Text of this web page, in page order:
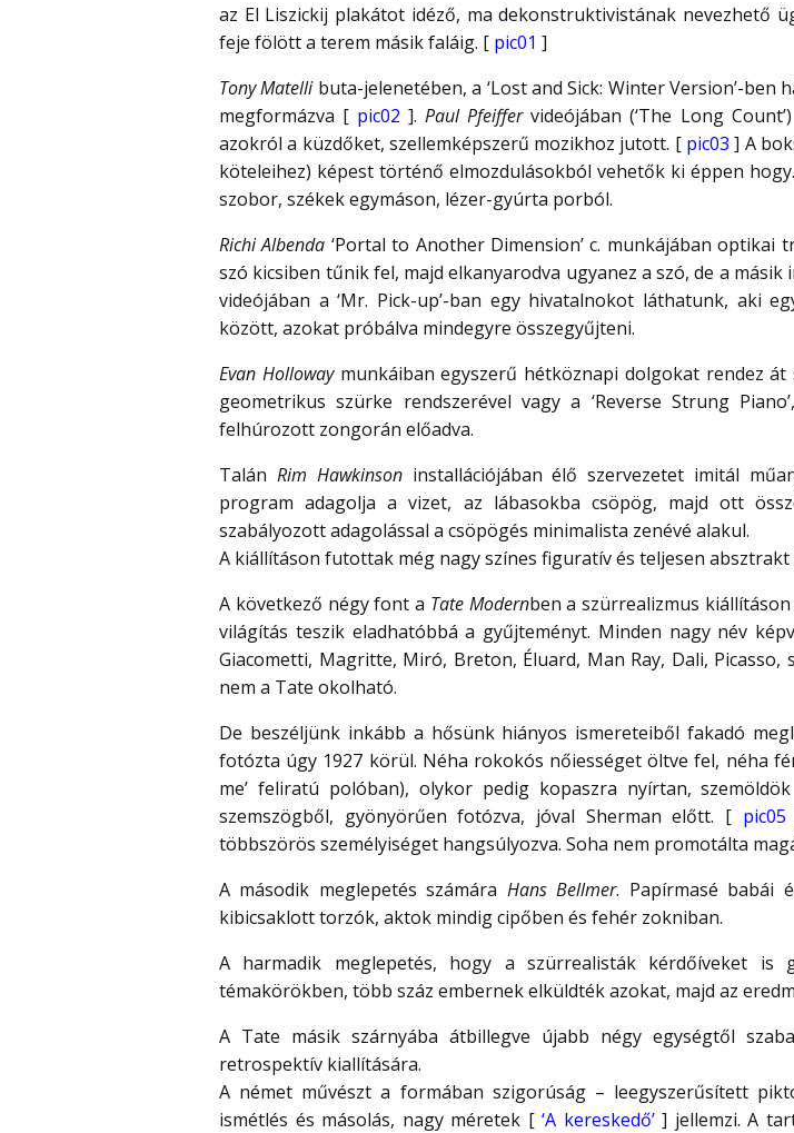
az El Liszickij plakátot idéző, ma dekonstruktivistának nevezhető
feje fölött a terem másik faláig. [ pic01 ]
Tony Matelli buta-jelenetében, a ‘Lost and Sick: Winter Version’-
megformázva [ pic02 ].Paul Pfeiffervideójában (‘The Long
azokról a küzdőket, szellemképszerű mozikhoz jutott. [ pic03 ] A
köteleihez) képest történő elmozdulásokból vehetők ki éppen
szobor, székek egymáson, lézer-gyúrta porból.
Richi Albenda ‘Portal to Another Dimension’ c. munkájában optikai
szó kicsiben tűnik fel, majd elkanyarodva ugyanez a szó, de a
videójában a ‘Mr. Pick-up’-ban egy hivatalnokot láthatunk, aki
között, azokat próbálva mindegyre összegyűjteni.
Evan Hollowaymunkáiban egyszerű hétköznapi dolgokat rendez át
geometrikus szürke rendszerével vagy a ‘Reverse Strung
felhúrozott zongorán előadva.
Talán Rim Hawkinsoninstallációjában élő szervezetet imitál
program adagolja a vizet, az lábasokba csöpög, majd ott
szabályozott adagolással a csöpögés minimalista zenévé alakul.
A kiállításon futottak még nagy színes figuratív és teljesen
A következő négy font a Tate Modernben a szürrealizmus
világítás teszik eladhatóbbá a gyűjteményt. Minden nagy név
Giacometti, Magritte, Miró, Breton, Éluard, Man Ray, Dali,
nem a Tate okolható.
De beszéljünk inkább a hősünk hiányos ismereteiből fakadó
fotózta úgy 1927 körül. Néha rokokós nőiességet öltve fel, néha
me’ feliratú polóban), olykor pedig kopaszra nyírtan,
szemszögből, gyönyörűen fotózva, jóval Sherman előtt. [ pic05
többszörös személyiséget hangsúlyozva. Soha nem promotálta
A második meglepetés számára Hans Bellmer. Papírmasé babái
kibicsaklott torzók, aktok mindig cipőben és fehér zokniban.
A harmadik meglepetés, hogy a szürrealisták kérdőíveket is
témakörökben, több száz embernek elküldték azokat, majd az
A Tate másik szárnyába átbillegve újabb négy egységtől
retrospektív kiallítására.
A német művészt a formában szigorúság – leegyszerűsített
ismétlés és másolás, nagy méretek [ ‘A kereskedő’ ] jellemzi. A